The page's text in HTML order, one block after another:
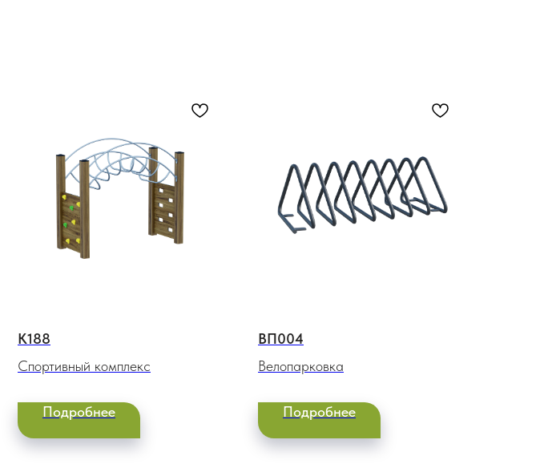
К188
Спортивный комплекс
Подробнее
ВП004
Велопарковка
Подробнее